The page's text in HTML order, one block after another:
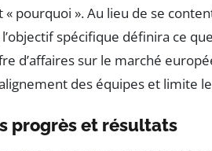
« pourquoi ». Au lieu de se
spécifique définira ce
d’affaires sur le marché
des équipes et limite
progrès et résultats